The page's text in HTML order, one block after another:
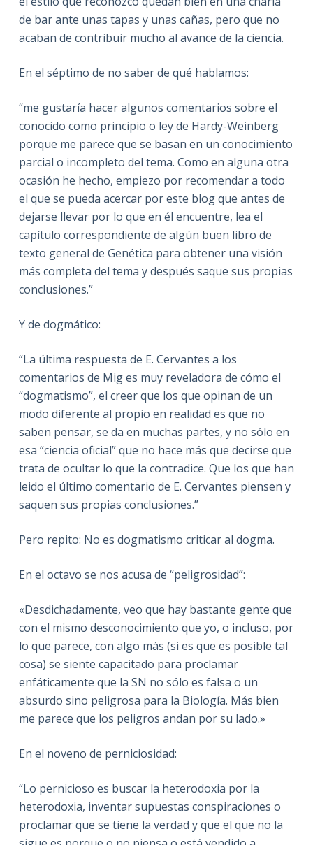
de bar ante unas tapas y unas cañas, pero que no
acaban de contribuir mucho al avance de la ciencia.
En el séptimo de no saber de qué hablamos:
“me gustaría hacer algunos comentarios sobre el
conocido como principio o ley de Hardy-Weinberg
porque me parece que se basan en un conocimiento
parcial o incompleto del tema. Como en alguna otra
ocasión he hecho, empiezo por recomendar a todo
el que se pueda acercar por este blog que antes de
dejarse llevar por lo que en él encuentre, lea el
capítulo correspondiente de algún buen libro de
texto general de Genética para obtener una visión
más completa del tema y después saque sus propias
conclusiones.”
Y de dogmático:
“La última respuesta de E. Cervantes a los
comentarios de Mig es muy reveladora de cómo el
“dogmatismo”, el creer que los que opinan de un
modo diferente al propio en realidad es que no
saben pensar, se da en muchas partes, y no sólo en
esa “ciencia oficial” que no hace más que decirse que
trata de ocultar lo que la contradice. Que los que han
leido el último comentario de E. Cervantes piensen y
saquen sus propias conclusiones.”
Pero repito: No es dogmatismo criticar al dogma.
En el octavo se nos acusa de “peligrosidad”:
«Desdichadamente, veo que hay bastante gente que
con el mismo desconocimiento que yo, o incluso, por
lo que parece, con algo más (si es que es posible tal
cosa) se siente capacitado para proclamar
enfáticamente que la SN no sólo es falsa o un
absurdo sino peligrosa para la Biología. Más bien
me parece que los peligros andan por su lado.»
En el noveno de perniciosidad:
“Lo pernicioso es buscar la heterodoxia por la
heterodoxia, inventar supuestas conspiraciones o
proclamar que se tiene la verdad y que el que no la